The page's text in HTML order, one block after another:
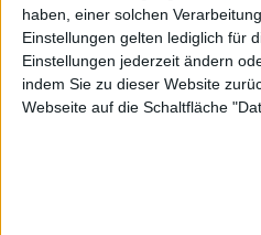
haben, einer solchen
Einstellungen gelten lediglich für
Einstellungen jederzeit ändern
indem Sie zu dieser Website
Webseite auf die Schaltfläche
t